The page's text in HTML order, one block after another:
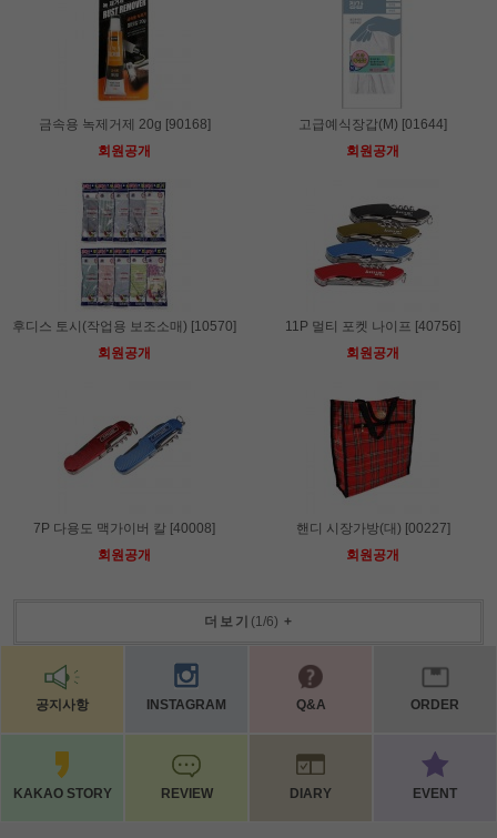
금속용 녹제거제 20g [90168]
회원공개
고급예식장갑(M) [01644]
회원공개
후디스 토시(작업용 보조소매) [10570]
회원공개
11P 멀티 포켓 나이프 [40756]
회원공개
7P 다용도 맥가이버 칼 [40008]
회원공개
핸디 시장가방(대) [00227]
회원공개
더보기 (1/6) +
공지사항 INSTAGRAM Q&A ORDER
KAKAO STORY REVIEW DIARY EVENT